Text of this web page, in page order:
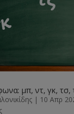
μπ, ντ, γκ, τσ,
| 10 Απρ